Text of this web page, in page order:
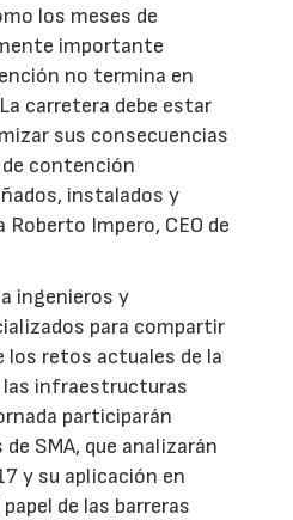
los meses de
importante
no termina en
carretera debe estar
sus consecuencias
contención
instalados y
Roberto Impero, CEO de
ingenieros y
para compartir
retos actuales de la
las infraestructuras
participarán
SMA, que analizarán
y su aplicación en
de las barreras